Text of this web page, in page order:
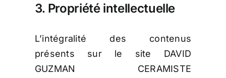
3. Propriété intellectuelle
L’intégralité des contenus
présents sur le site DAVID
GUZMAN CERAMISTE